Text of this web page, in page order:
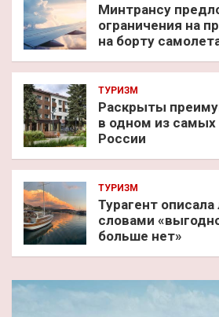
Минтрансу
ограничения на
на борту
ТУРИЗМ
Раскрыты
в одном из самых
России
ТУРИЗМ
Турагент
словами
больше нет»